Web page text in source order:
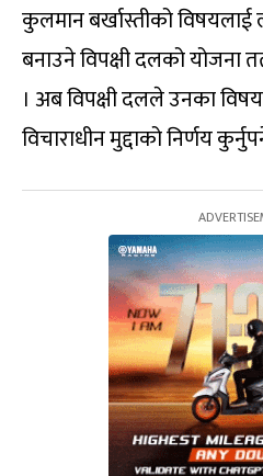
कुलमान बर्खास्तीको विषयलाई
बनाउने विपक्षी दलको योजना
। अब विपक्षी दलले उनका
विचाराधीन मुद्दाको निर्णय